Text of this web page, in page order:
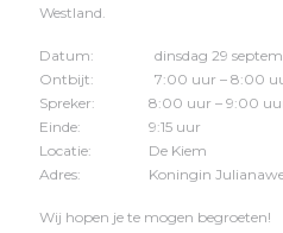
Westland.
Datum: dinsdag 29
Ontbijt: 7:00 uur – 8:00
Spreker: 8:00 uur – 9:00
Einde: 9:15 uur
Locatie: De Kiem
Adres: Koningin Julianaweg
Wij hopen je te mogen begroeten!